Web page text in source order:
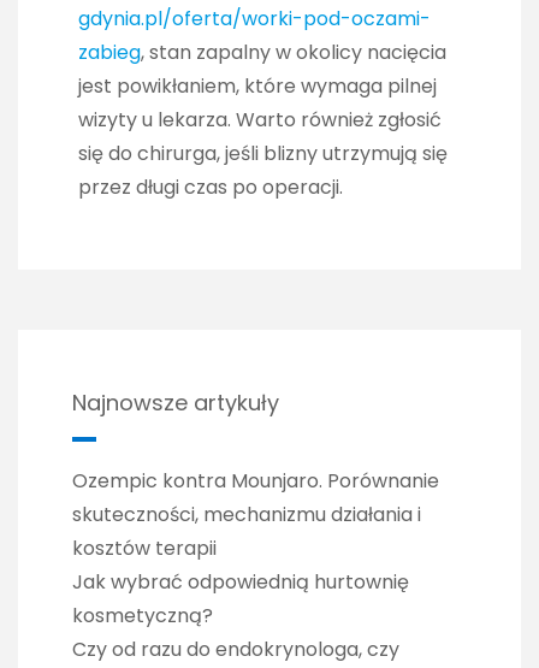
gdynia.pl/oferta/worki-pod-oczami-
zabieg, stan zapalny w okolicy nacięcia
jest powikłaniem, które wymaga pilnej
wizyty u lekarza. Warto również zgłosić
się do chirurga, jeśli blizny utrzymują się
przez długi czas po operacji.
Najnowsze artykuły
Ozempic kontra Mounjaro. Porównanie
skuteczności, mechanizmu działania i
kosztów terapii
Jak wybrać odpowiednią hurtownię
kosmetyczną?
Czy od razu do endokrynologa, czy